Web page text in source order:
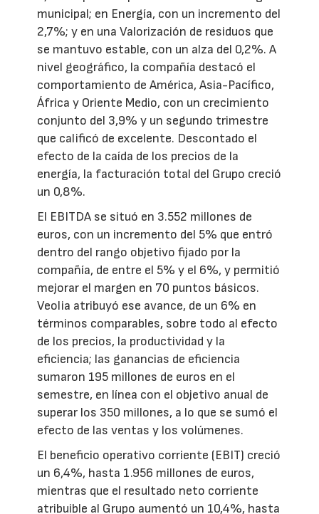
municipal; en Energía, con un incremento del
2,7%; y en una Valorización de residuos que
se mantuvo estable, con un alza del 0,2%. A
nivel geográfico, la compañía destacó el
comportamiento de América, Asia-Pacífico,
África y Oriente Medio, con un crecimiento
conjunto del 3,9% y un segundo trimestre
que calificó de excelente. Descontado el
efecto de la caída de los precios de la
energía, la facturación total del Grupo creció
un 0,8%.
El EBITDA se situó en 3.552 millones de
euros, con un incremento del 5% que entró
dentro del rango objetivo fijado por la
compañía, de entre el 5% y el 6%, y permitió
mejorar el margen en 70 puntos básicos.
Veolia atribuyó ese avance, de un 6% en
términos comparables, sobre todo al efecto
de los precios, la productividad y la
eficiencia; las ganancias de eficiencia
sumaron 195 millones de euros en el
semestre, en línea con el objetivo anual de
superar los 350 millones, a lo que se sumó el
efecto de las ventas y los volúmenes.
El beneficio operativo corriente (EBIT) creció
un 6,4%, hasta 1.956 millones de euros,
mientras que el resultado neto corriente
atribuible al Grupo aumentó un 10,4%, hasta